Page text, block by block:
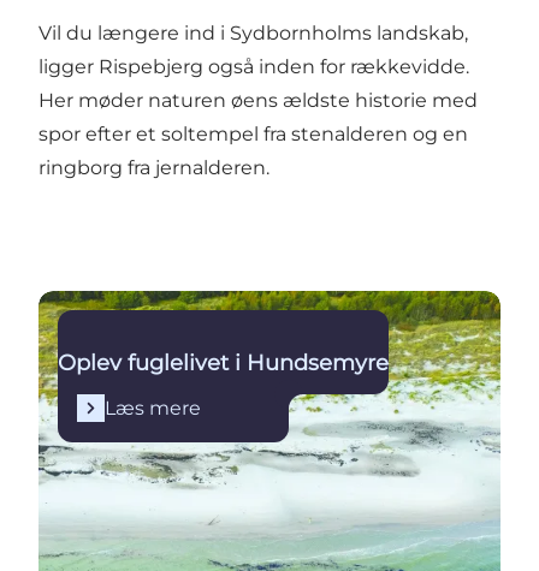
Vil du længere ind i Sydbornholms landskab,
ligger Rispebjerg også inden for rækkevidde.
Her møder naturen øens ældste historie med
spor efter et soltempel fra stenalderen og en
ringborg fra jernalderen.
Læs mere
Oplev fuglelivet i Hundsemyre
Læs mere